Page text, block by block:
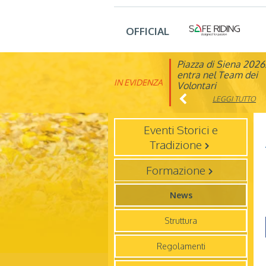
OFFICIAL
IN EVIDENZA
Piazza di Siena
entra nel Team dei
Volontari
LEGGI TUTTO
FISE: aperta la
affiliazione 2026
LEGGI TUTTO
Eventi Storici e
Tradizione
Formazione
News
Struttura
Regolamenti